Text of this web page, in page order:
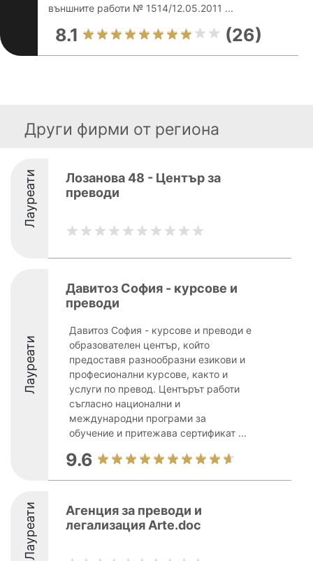
външните работи № 1514/12.05.2011 ...
8.1 (26)
Други фирми от региона
Лауреати
Лозанова 48 - Център за
преводи
Лауреати
Давитоз София - курсове и
преводи
Давитоз София - курсове и преводи е
образователен център, който
предоставя разнообразни езикови и
професионални курсове, както и
услуги по превод. Центърът работи
съгласно национални и
международни програми за
обучение и притежава сертификат ...
9.6
Лауреати
Агенция за преводи и
легализация Arte.doc